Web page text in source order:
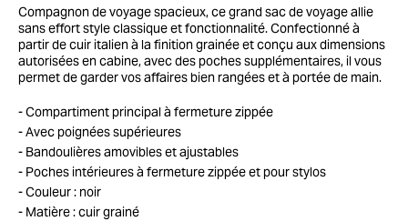
Compagnon de voyage spacieux, ce grand sac de voyage allie
sans effort style classique et fonctionnalité. Confectionné à
partir de cuir italien à la finition grainée et conçu aux dimensions
autorisées en cabine, avec des poches supplémentaires, il vous
permet de garder vos affaires bien rangées et à portée de main.
Compartiment principal à fermeture zippée
Avec poignées supérieures
Bandoulières amovibles et ajustables
Poches intérieures à fermeture zippée et pour stylos
Couleur : noir
Matière : cuir grainé